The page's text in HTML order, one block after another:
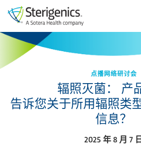
点播网络研讨会
辐照灭菌： 产
告诉您关于所用辐照类
信息？
2025 年 8 月 7